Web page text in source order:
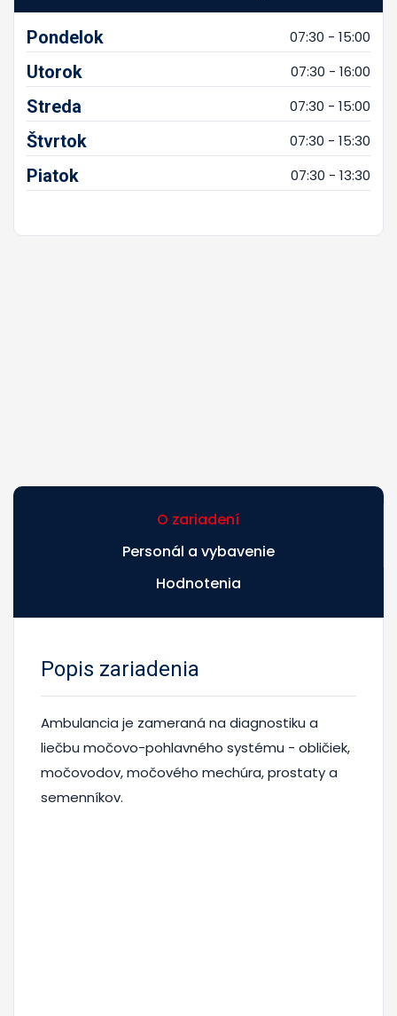
Pondelok 07:30 - 15:00
Utorok 07:30 - 16:00
Streda 07:30 - 15:00
Štvrtok 07:30 - 15:30
Piatok 07:30 - 13:30
O zariadení
Personál a vybavenie
Hodnotenia
Popis zariadenia
Ambulancia je zameraná na diagnostiku a
liečbu močovo-pohlavného systému - obličiek,
močovodov, močového mechúra, prostaty a
semenníkov.